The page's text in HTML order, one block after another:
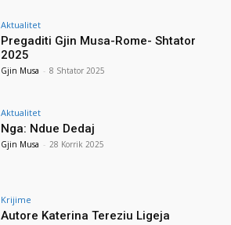
Aktualitet
Pregaditi Gjin Musa-Rome- Shtator
2025
Gjin Musa - 8 Shtator 2025
Aktualitet
Nga: Ndue Dedaj
Gjin Musa - 28 Korrik 2025
Krijime
Autore Katerina Tereziu Ligeja